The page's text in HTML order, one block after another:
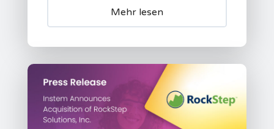
Mehr lesen